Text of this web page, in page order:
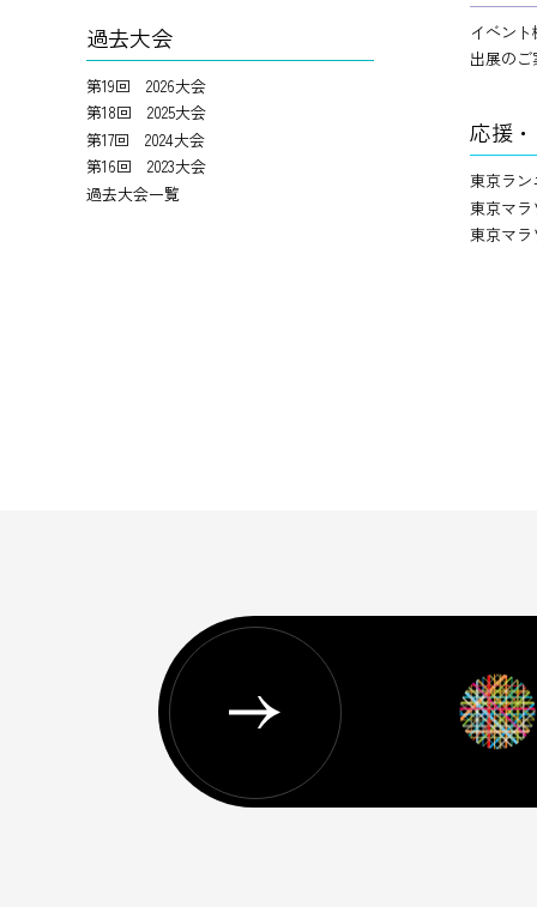
過去大会
第19回 2026大会
第18回 2025大会
第17回 2024大会
第16回 2023大会
過去大会一覧
イベント
出展のご
応援
東京ラン
東京マラ
東京マラ